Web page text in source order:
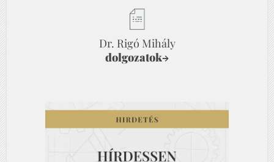
Dr. Rigó Mihály
dolgozatok→